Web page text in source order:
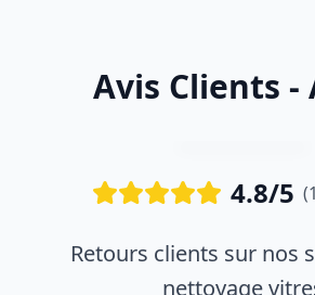
Avis Clients -
4.8/5
Retours clients sur nos
nettoyage